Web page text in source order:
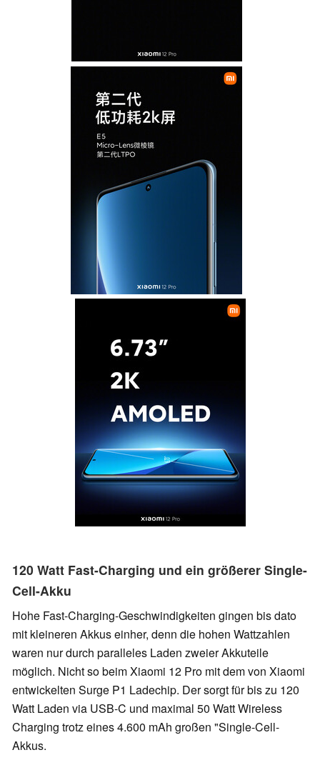
120 Watt Fast-Charging und ein größerer Single-
Cell-Akku
Hohe Fast-Charging-Geschwindigkeiten gingen bis dato
mit kleineren Akkus einher, denn die hohen Wattzahlen
waren nur durch paralleles Laden zweier Akkuteile
möglich. Nicht so beim Xiaomi 12 Pro mit dem von Xiaomi
entwickelten Surge P1 Ladechip. Der sorgt für bis zu 120
Watt Laden via USB-C und maximal 50 Watt Wireless
Charging trotz eines 4.600 mAh großen "Single-Cell-
Akkus.